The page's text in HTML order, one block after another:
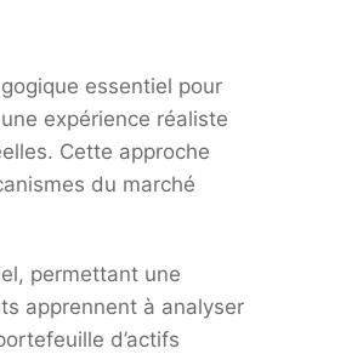
essentiel pour
expérience réaliste
Cette approche
du marché
permettant une
apprennent à analyser
d’actifs